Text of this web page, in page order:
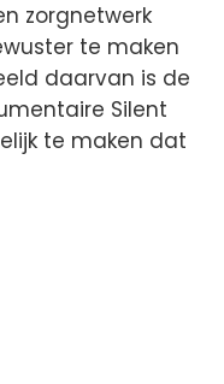
zorgnetwerk
te maken
daarvan is de
Silent
te maken dat